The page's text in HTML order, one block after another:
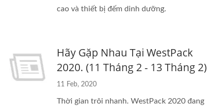
cao và thiết bị đếm dinh dưỡng.
Hãy Gặp Nhau Tại WestPack
2020. (11 Tháng 2 - 13 Tháng 2)
11 Feb, 2020
Thời gian trôi nhanh. WestPack 2020 đang